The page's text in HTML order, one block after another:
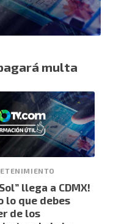
multa
llega a CDMX!
lo que debes
de los